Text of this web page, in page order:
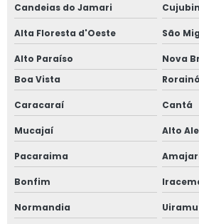
Candeias do Jamari
Alta Floresta d'Oeste São
Alto Paraíso
Nova
Boa Vista
Caracaraí Cantá
Mucajaí Alto
Pacaraima
Bonfim
Normandia